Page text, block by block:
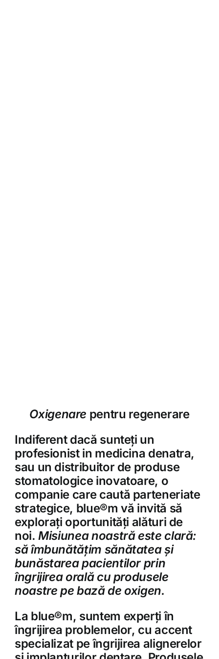
Oxigenare pentru regenerare
Indiferent dacă sunteți un
profesionist in medicina denatra,
sau un distribuitor de produse
stomatologice inovatoare, o
companie care caută parteneriate
strategice, blue®m vă invită să
explorați oportunități alături de
noi.Misiunea noastră este clară:
să îmbunătățim sănătatea și
bunăstarea pacientilor prin
îngrijirea orală cu produsele
noastre pe bază de oxigen.
La blue®m, suntem experți în
îngrijirea problemelor, cu accent
specializat pe îngrijirea alignerelor